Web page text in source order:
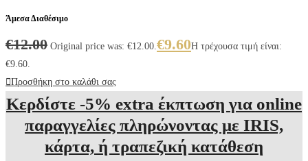
Άμεσα Διαθέσιμο
€12.00 Original price was: €12.00. €9.60Η τρέχουσα τιμή είναι:
€9.60.
Προσθήκη στο καλάθι σας
Κερδίστε -5% extra έκπτωση για online
παραγγελίες πληρώνοντας με IRIS,
κάρτα, ή τραπεζική κατάθεση